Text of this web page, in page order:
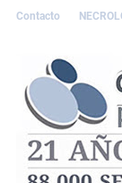
Contacto